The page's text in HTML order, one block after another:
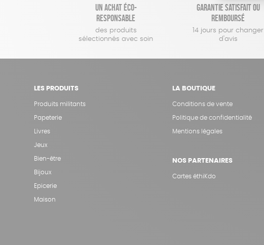
Un achat éco-
responsable
des produits
sélectionnés avec soin
Garantie satisfait ou
remboursé
14 jours pour changer
d'avis
LES PRODUITS
Produits militants
Papeterie
Livres
Jeux
Bien-être
Bijoux
Epicerie
Maison
LA BOUTIQUE
Conditions de vente
Politique de confidentialité
Mentions légales
NOS PARTENAIRES
Cartes éthiKdo